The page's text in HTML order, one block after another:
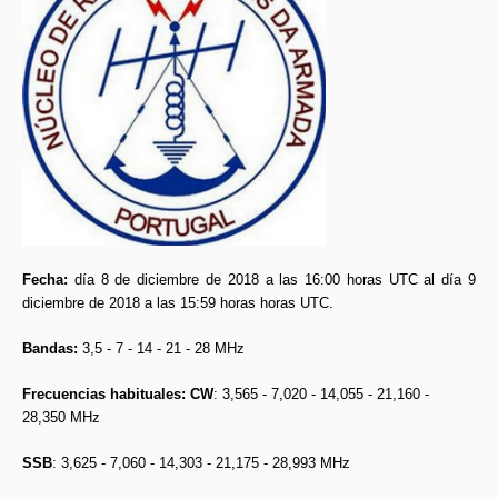
Fecha: día 8 de diciembre de 2018 a las 16:00 horas UTCal día9
diciembre de 2018 a las 15:59 horas horas UTC.
Bandas: 3,5 - 7 - 14 - 21 - 28 MHz
Frecuencias habituales: CW: 3,565 - 7,020 - 14,055 - 21,160 -
28,350 MHz
SSB: 3,625 - 7,060 - 14,303 - 21,175 - 28,993 MHz